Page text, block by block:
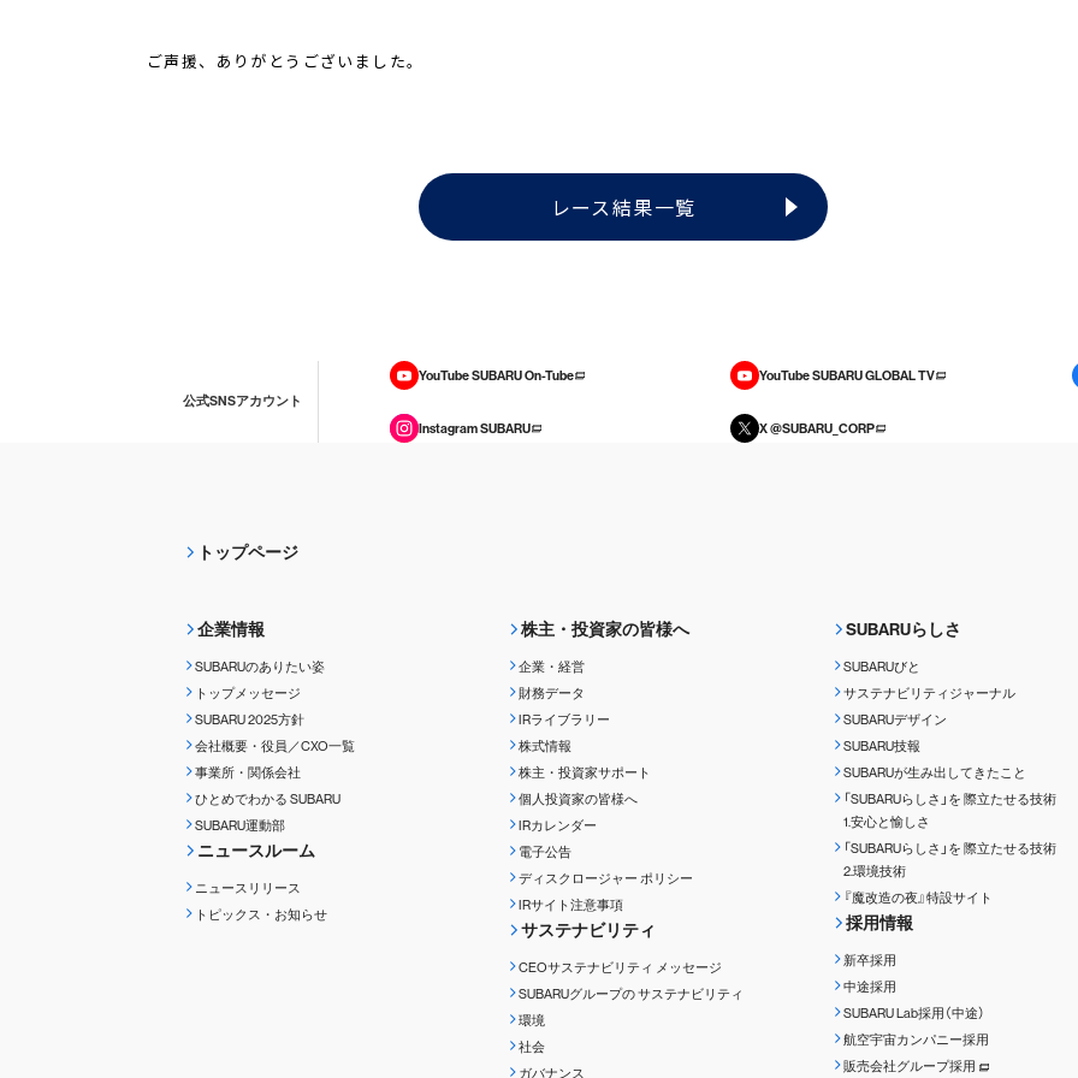
ご声援、ありがとうございました。
レース結果一覧
公式SNSアカウント
YouTube SUBARU On-Tube YouTube SUBARU GLOBAL TV
Instagram SUBARU X @SUBARU_CORP
トップページ
企業情報
SUBARUのありたい姿
トップメッセージ
SUBARU 2025方針
会社概要・役員／CXO一覧
事業所・関係会社
ひとめでわかる SUBARU
SUBARU運動部
ニュースルーム
ニュースリリース
トピックス・お知らせ
株主・投資家の皆様へ
企業・経営
財務データ
IRライブラリー
株式情報
株主・投資家サポート
個人投資家の皆様へ
IRカレンダー
電子公告
ディスクロージャーポリシー
IRサイト注意事項
サステナビリティ
CEOサステナビリティ メッセージ
SUBARUグループのサステナビリティ
環境
社会
ガバナンス
SUBARUらしさ
SUBARUびと
サステナビリティジャーナル
SUBARUデザイン
SUBARU技報
SUBARUが生み出してきたこと
「SUBARUらしさ」を 際立たせる技術
1.安心と愉しさ
「SUBARUらしさ」を 際立たせる技術
2.環境技術
『魔改造の夜』特設サイト
採用情報
新卒採用
中途採用
SUBARU Lab採用（中途）
航空宇宙カンパニー採用
販売会社グループ採用